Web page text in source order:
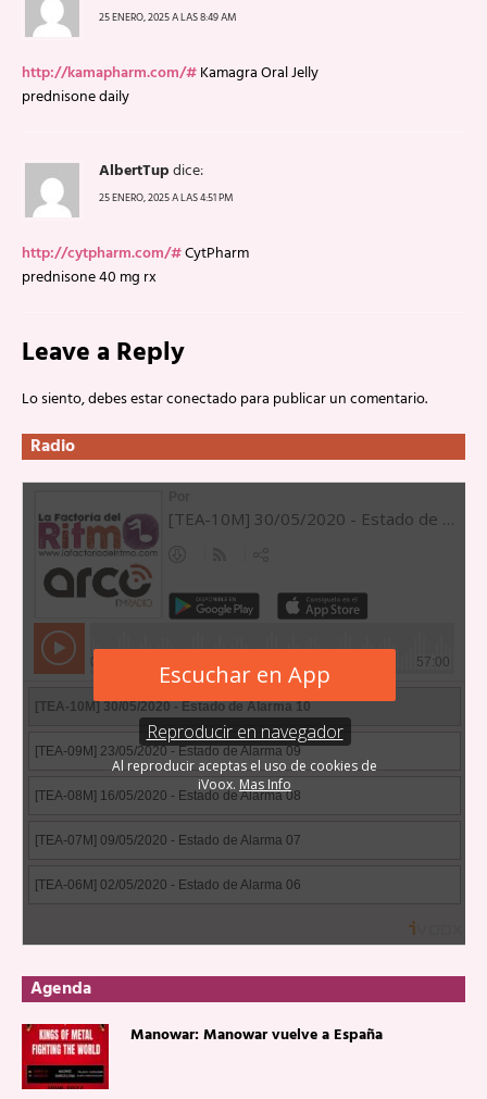
25 ENERO, 2025 A LAS 8:49 AM
http://kamapharm.com/#Kamagra Oral Jelly
prednisone daily
AlbertTupdice:
25 ENERO, 2025 A LAS 4:51 PM
http://cytpharm.com/#CytPharm
prednisone 40 mg rx
Leave a Reply
Lo siento, debes estarconectadopara publicar un comentario.
Radio
Agenda
Manowar: Manowar vuelve a España